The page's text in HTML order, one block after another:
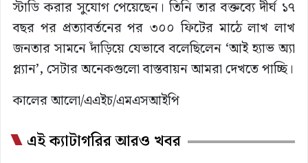
স্টাডি করার সুযোগ পেয়েছেন। তিনি তার বক্তব্যে দীর্ঘ ১৭
বছর পর প্রত্যাবর্তনের পর ৩০০ ফিটের মাঠে লাখ লাখ
জনতার সামনে দাঁড়িয়ে যেভাবে বলেছিলেন ‘আই হ্যাভ অ্যা
প্ল্যান’, সেটার অনেকগুলো বাস্তবায়ন আমরা দেখতে পাচ্ছি।
কালের আলো/এএইচ/এমএসআইপি
এই ক্যাটাগরির আরও খবর